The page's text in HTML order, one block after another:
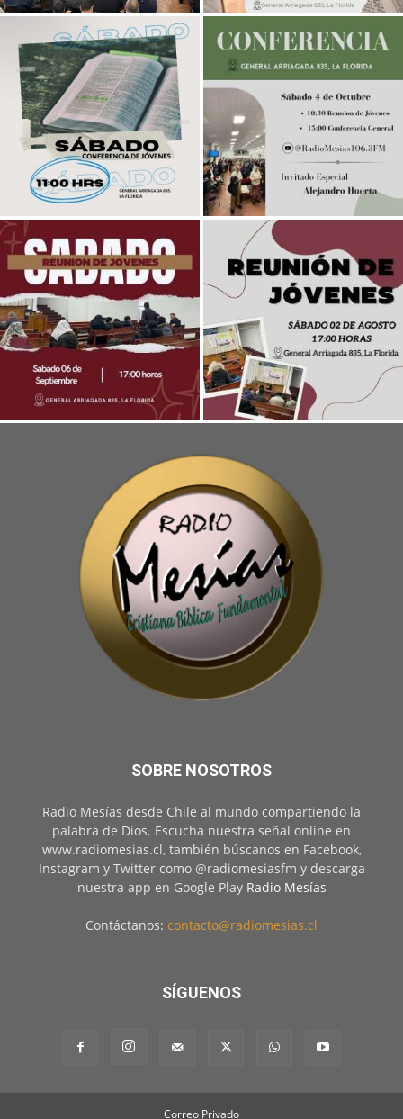
SOBRE NOSOTROS
Radio Mesías desde Chile al mundo compartiendo la
palabra de Dios. Escucha nuestra señal online en
www.radiomesias.cl, también búscanos en Facebook,
Instagram y Twitter como @radiomesiasfm y descarga
nuestra app en Google Play Radio Mesías
Contáctanos: contacto@radiomesias.cl
SÍGUENOS
Correo Privado